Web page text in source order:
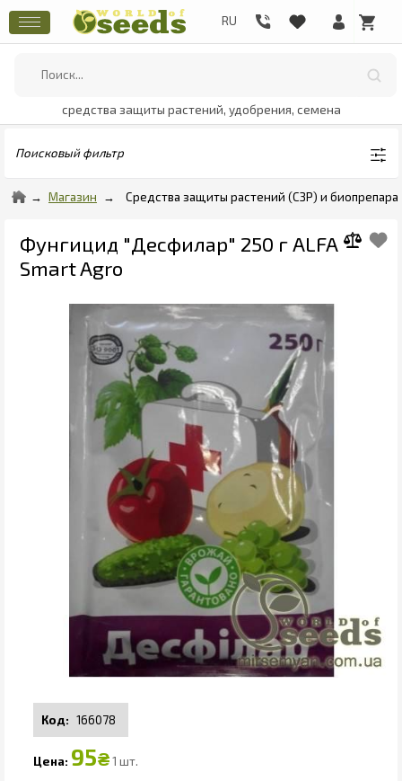
средства защиты растений, удобрения, семена
Поисковый фильтр
Магазин Средства защиты растений (СЗР) и
Фунгицид "Десфилар" 250 г ALFA
Smart Agro
166078
95₴ 1 шт.